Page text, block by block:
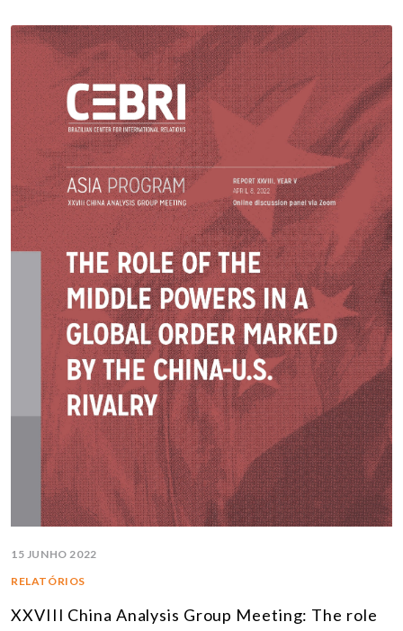
15 JUNHO 2022
RELATÓRIOS
XXVIII China Analysis Group Meeting: The role